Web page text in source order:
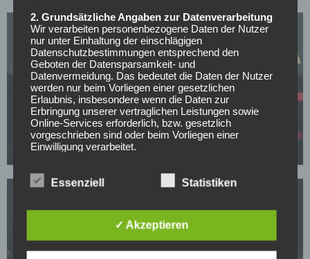
BORUSSIA DORTMUND
BVB-Knaller: Erster Sommertransfer soll bereits
feststehen!
05.05.2026
2. Grundsätzliche Angaben zur Datenverarbeitung
Wir verarbeiten personenbezogene Daten der Nutzer
nur unter Einhaltung der einschlägigen
Datenschutzbestimmungen entsprechend den
Geboten der Datensparsamkeit- und
Datenvermeidung. Das bedeutet die Daten der Nutzer
werden nur beim Vorliegen einer gesetzlichen
Erlaubnis, insbesondere wenn die Daten zur
Erbringung unserer vertraglichen Leistungen sowie
Online-Services erforderlich, bzw. gesetzlich
vorgeschrieben sind oder beim Vorliegen einer
Einwilligung verarbeitet.
technische Sicherheitsmaßnahmen entsprechend dem
Daten gegen zufällige oder vorsätzliche
Manipulationen, Verlust, Zerstörung oder gegen den
Zugriff unberechtigter Personen zu schützen.
Essenziell Statistiken
✓ Akzeptieren